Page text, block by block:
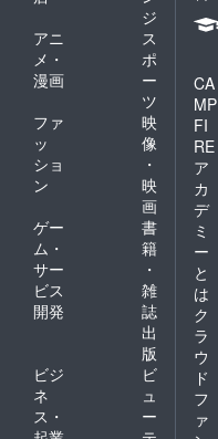
ジ
アニ
メ・
漫画
ス
ポ
ー
ツ
ファ
ッ
ショ
ン
映
像
・
映
画
ゲー
ム・
サー
ビス
開発
書
籍
・
雑
誌
出
版
ビジ
ネ
ス・
ビ
ュ
ー
CA
MP
FI
RE
ア
カ
デ
ミ
ー
と
は
ク
ラ
ウ
ド
フ
ァ